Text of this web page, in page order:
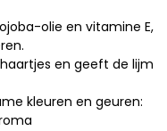
olie en vitamine E,
en geeft de lijm
kleuren en geuren: